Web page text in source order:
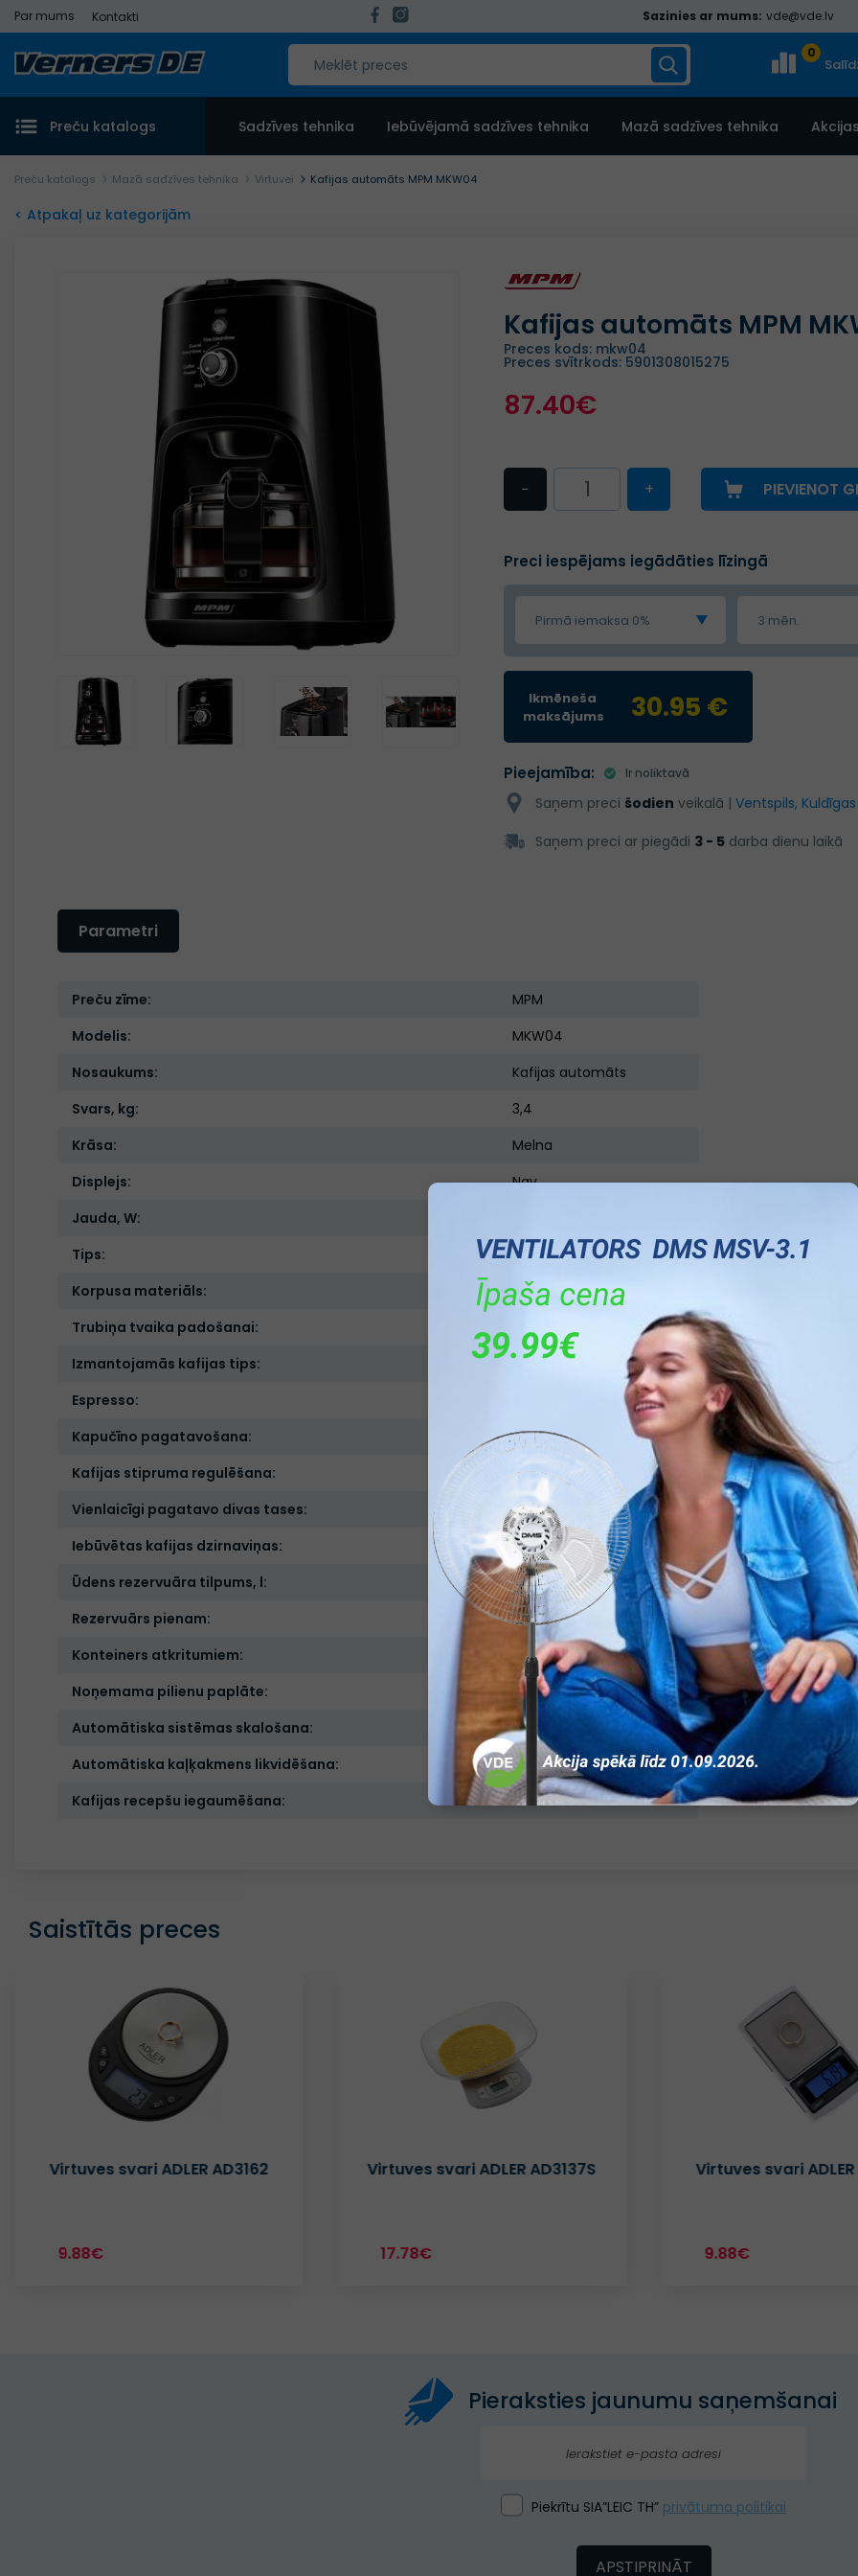
Par mums Kontakti Sazinies ar mums: vde@vde.lv
0
Preču katalogs Sadzīves tehnika Iebūvējamā sadzīves tehnika Mazā sadzīves tehnika
Preču katalogs Mazā sadzīves tehnika Virtuvei Kafijas automāts MPM MKW04
< Atpakaļ uz kategorijām
Kafijas automāts MPM
Preces kods: mkw04
Preces svītrkods: 5901308015275
87.40€
− + PIEVIENOT
Preci iespējams iegādāties līzingā
Pirmā iemaksa 0% 3 mēn.
Ikmēneša
maksājums
30.95 €
Pieejamība: Ir noliktavā
Saņem preci šodien veikalā | Ventspils,
Saņem preci ar piegādi 3 - 5 darba dienu laikā
Parametri
Preču zīme:
MPM
Modelis:
MKW04
Nosaukums:
Kafijas automāts
Svars, kg:
3,4
Krāsa:
Melna
Displejs:
Nav
Jauda, W:
Tips:
Ar pilienu filtru
Korpusa materiāls:
Plastmasa
Trubiņa tvaika padošanai:
Nav
Izmantojamās kafijas tips:
Mata un kafijas pupiņas
Espresso:
Kapučīno pagatavošana:
Nav
Kafijas stipruma regulēšana:
Nav
Vienlaicīgi pagatavo divas tases:
Nav
Iebūvētas kafijas dzirnaviņas:
Ir
Ūdens rezervuāra tilpums, l:
0,6
Rezervuārs pienam:
Nav
Konteiners atkritumiem:
Nav
Noņemama pilienu paplāte:
Nav
Automātiska sistēmas skalošana:
Nav
Automātiska kaļķakmens likvidēšana:
Nav
Kafijas recepšu iegaumēšana:
Nav
Saistītās preces
Virtuves svari ADLER AD3162
9.88€
Virtuves svari ADLER AD3137S
17.78€
Virtuves svari ADLER
9.88€
Pieraksties jaunumu saņemšanai
Piekrītu SIA”LEIC TH” privātuma politikai
APSTIPRINĀT